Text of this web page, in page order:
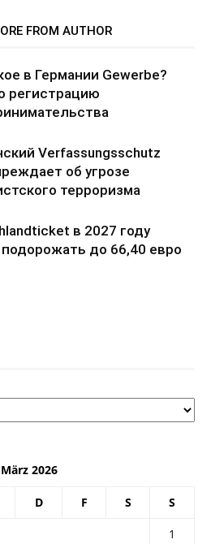
FROM AUTHOR
в Германии Gewerbe?
регистрацию
Verfassungsschutz
об угрозе
терроризма
в 2027 году
до 66,40 евро
März 2026
D F S S
1